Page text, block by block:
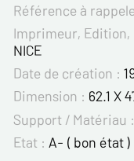
Référence à
Imprimeur, Edition,
NICE
Date de création :
Dimension : 62.1 X
Support / Matériau :
Etat : A- ( bon état )